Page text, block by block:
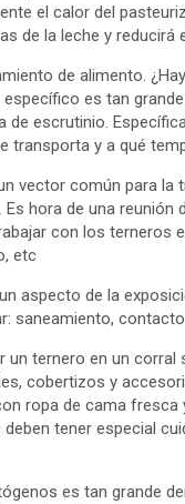
el calor del
de la leche y
de alimento.
es tan
de escrutinio.
transporta y a qué
vector común para
hora de una
con los
etc
aspecto de la
saneamiento,
un ternero en un
cobertizos y
ropa de cama
tener especial
es tan grande